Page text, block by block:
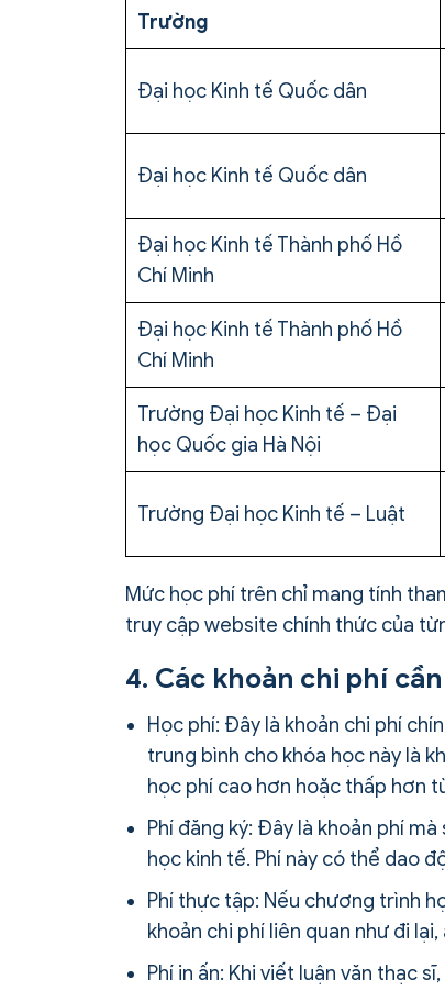
Trường
Đại học Kinh tế Quốc dân
Đại học Kinh tế Quốc dân
Đại học Kinh tế Thành phố Hồ
Chí Minh
Đại học Kinh tế Thành phố Hồ
Chí Minh
Trường Đại học Kinh tế – Đại
học Quốc gia Hà Nội
Trường Đại học Kinh tế – Luật
Mức học phí trên chỉ mang tính
truy cập website chính thức của
4. Các khoản chi phí
Học phí: Đây là khoản chi phí
trung bình cho khóa học này là
học phí cao hơn hoặc thấp hơn
Phí đăng ký: Đây là khoản phí
học kinh tế. Phí này có thể dao
Phí thực tập: Nếu chương trình
khoản chi phí liên quan như đi
Phí in ấn: Khi viết luận văn thạc